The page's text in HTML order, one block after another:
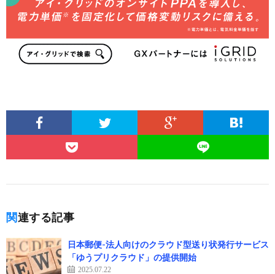
関連する記事
日本郵便-法人向けのクラウド型送り状発行サービス
「ゆうプリクラウド」の提供開始
2025.07.22